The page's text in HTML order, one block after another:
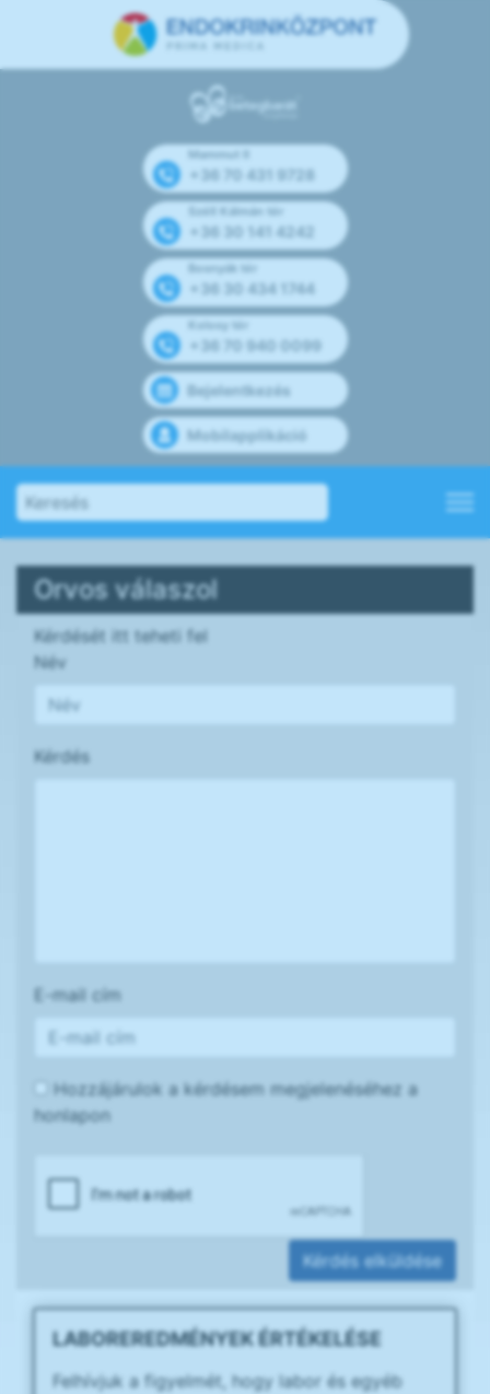
Mammut II
+36 70 431 9728
Széll Kálmán tér
+36 30 141 4242
Bosnyák tér
+36 30 434 1744
Kolosy tér
+36 70 940 0099
Bejelentkezés
Mobilapplikáció
Orvos válaszol
Kérdését itt teheti fel
Név
Kérdés
E-mail cím
Hozzájárulok a kérdésem megjelenéséhez a
honlapon
Kérdés elküldése
LABOREREDMÉNYEK ÉRTÉKELÉSE
Felhívjuk a figyelmét, hogy labor és egyéb